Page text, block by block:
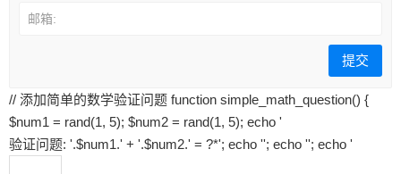
邮箱:
// 添加简单的数学验证问题 function simple_math_question() {
$num1 = rand(1, 5); $num2 = rand(1, 5); echo '
验证问题: '.$num1.' + '.$num2.' = ?*'; echo ''; echo ''; echo '